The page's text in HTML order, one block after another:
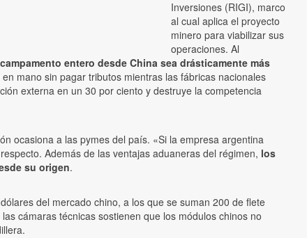
Inversiones (RIGI), marco
al cual aplica el proyecto
minero para viabilizar sus
operaciones. Al
entero desde China sea drásticamente más
mano sin pagar tributos mientras las fábricas nacionales
externa en un 30 por ciento y destruye la competencia
ocasiona a las pymes del país. «Si la empresa argentina
Además de las ventajas aduaneras del régimen, los
su origen.
del mercado chino, a los que se suman 200 de flete
cámaras técnicas sostienen que los módulos chinos no